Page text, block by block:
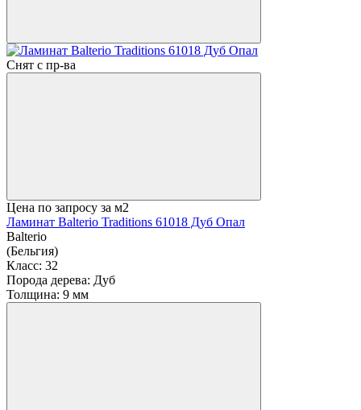
Снят с пр-ва
Цена по запросу за м2
Ламинат Balterio Traditions 61018 Дуб Опал
Balterio
(Бельгия)
Класс: 32
Порода дерева: Дуб
Толщина: 9 мм